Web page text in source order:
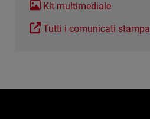
Kit multimediale
Tutti i comunicati stampa